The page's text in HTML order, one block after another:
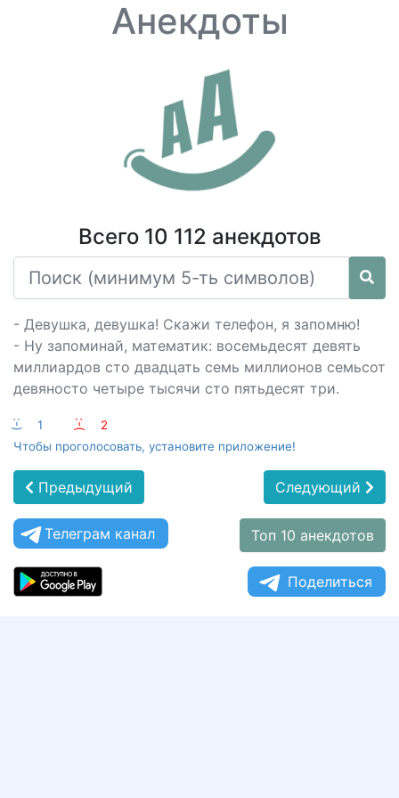
Анекдоты
Всего 10 112 анекдотов
- Девушка, девушка! Скажи телефон, я запомню!
- Ну запоминай, математик: восемьдесят девять
миллиардов сто двадцать семь миллионов семьсот
девяносто четыре тысячи сто пятьдесят три.
:-) 1 :-(
2
Чтобы проголосовать, установите приложение!
Предыдущий Следующий
Телеграм канал Топ 10 анекдотов
Поделиться